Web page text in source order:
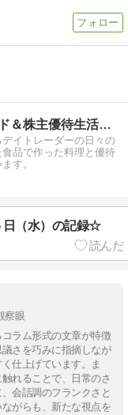
中途退職組のデイトレード＆株主優待生活日記
イトレーダーの日々の
品で作った料理と優待
す。
日（水）の記録☆
察眼
ラム形式の文章が特徴
さを巧みに指摘しなが
仕上げています。ま
れることで、日常のさ
会話調のフランクさと
がらも、新たな視点を